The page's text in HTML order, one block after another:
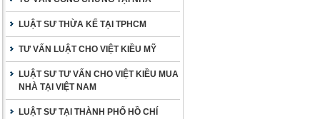
LUẬT SƯ THỪA KẾ TẠI TPHCM
TƯ VẤN LUẬT CHO VIỆT KIỀU MỸ
LUẬT SƯ TƯ VẤN CHO VIỆT KIỀU MUA
NHÀ TẠI VIỆT NAM
LUẬT SƯ TẠI THÀNH PHỐ HỒ CHÍ